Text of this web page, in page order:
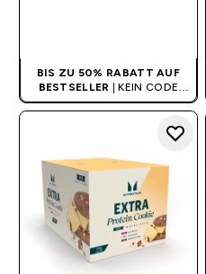
BIS ZU 50% RABATT AUF
BESTSELLER
| KEIN CODE
BENÖTIGT